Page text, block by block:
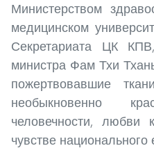
Министерством
медицинском
Секретариата ЦК
министра Фам Тхи
пожертвовавшие
необыкновенно
человечности, любви
чувстве национального